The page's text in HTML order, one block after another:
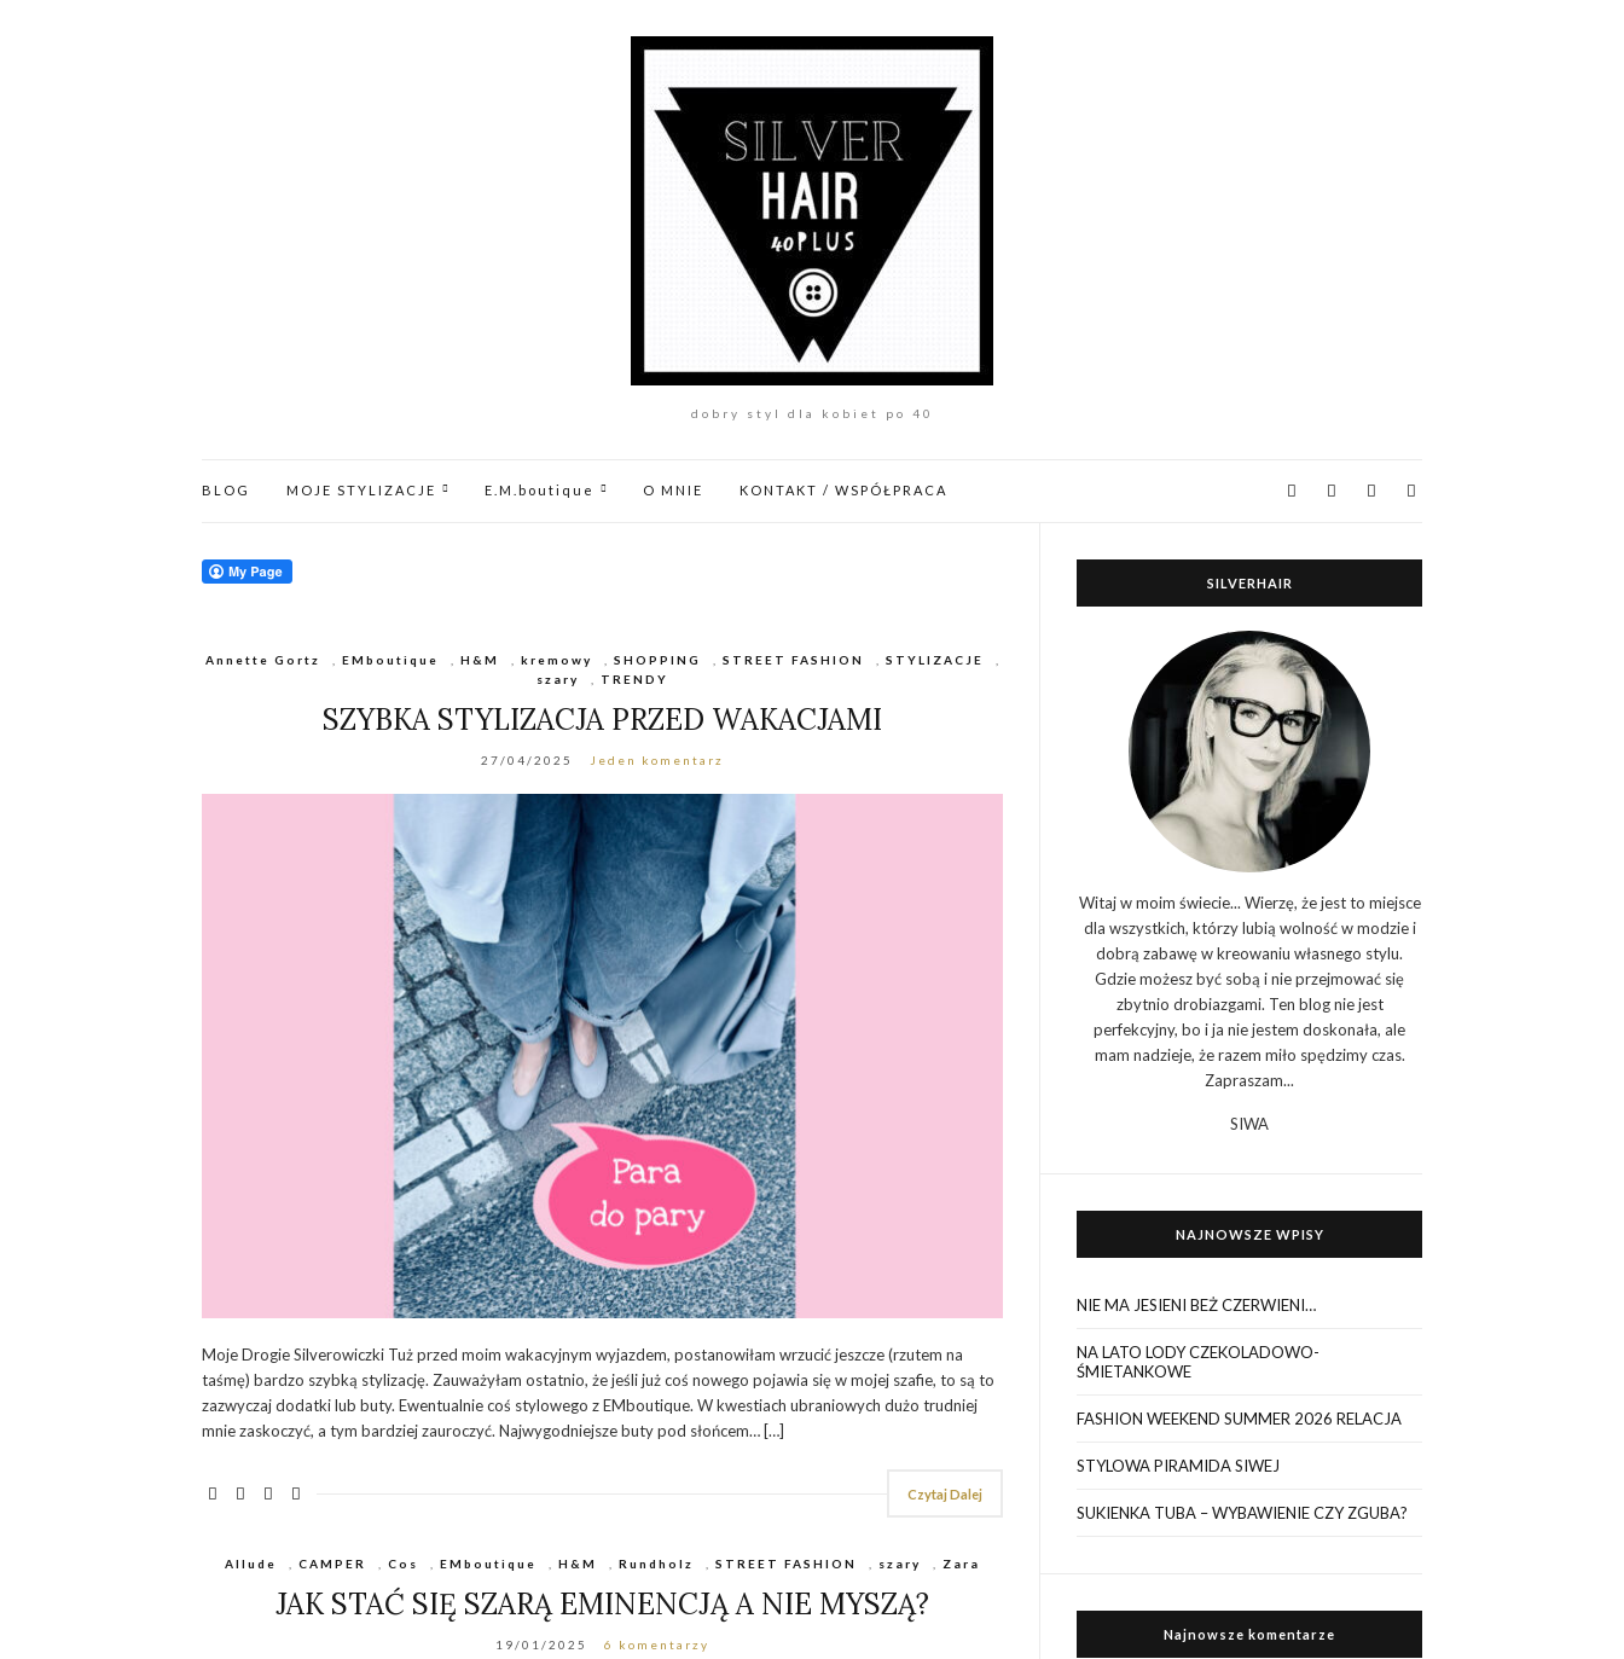
dobry styl dla kobiet po 40
BLOG MOJE STYLIZACJE E.M.boutique O MNIE KONTAKT / WSPÓŁPRACA
Annette Gortz EMboutique H&M kremowy SHOPPING STREET FASHION STYLIZACJE
szary
TRENDY
SZYBKA STYLIZACJA PRZED WAKACJAMI
27/04/2025 Jeden komentarz
Moje Drogie Silverowiczki Tuż przed moim wakacyjnym wyjazdem, postanowiłam wrzucić jeszcze (rzutem na
taśmę) bardzo szybką stylizację. Zauważyłam ostatnio, że jeśli już coś nowego pojawia się w mojej szafie, to są to
zazwyczaj dodatki lub buty. Ewentualnie coś stylowego z EMboutique. W kwestiach ubraniowych dużo trudniej
mnie zaskoczyć, a tym bardziej zauroczyć. Najwygodniejsze buty pod słońcem… […]
Czytaj Dalej
Allude ,CAMPER ,Cos ,EMboutique ,H&M ,Rundholz ,STREET FASHION szary Zara
JAK STAĆ SIĘ SZARĄ EMINENCJĄ A NIE MYSZĄ?
19/01/2025 6 komentarzy
SILVERHAIR
Witaj w moim świecie... Wierzę, że jest to miejsce
dla wszystkich, którzy lubią wolność w modzie i
dobrą zabawę w kreowaniu własnego stylu.
Gdzie możesz być sobą i nie przejmować się
zbytnio drobiazgami. Ten blog nie jest
perfekcyjny, bo i ja nie jestem doskonała, ale
mam nadzieje, że razem miło spędzimy czas.
Zapraszam...
SIWA
NAJNOWSZE WPISY
NIE MA JESIENI BEŻ CZERWIENI…
NA LATO LODY CZEKOLADOWO-
ŚMIETANKOWE
FASHION WEEKEND SUMMER 2026 RELACJA
STYLOWA PIRAMIDA SIWEJ
SUKIENKA TUBA – WYBAWIENIE CZY ZGUBA?
Najnowsze komentarze